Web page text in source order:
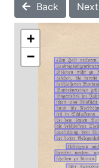
Back Next
+
−